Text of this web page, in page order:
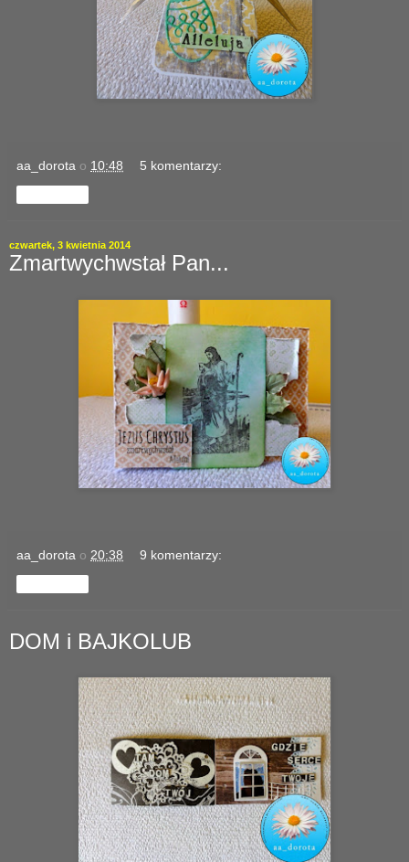
aa_dorota o 10:48 5 komentarzy:
czwartek, 3 kwietnia 2014
Zmartwychwstał Pan...
aa_dorota o 20:38 9 komentarzy:
DOM i BAJKOLUB